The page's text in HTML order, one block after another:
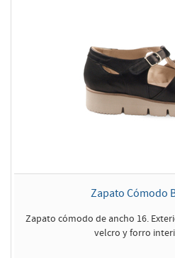
Zapato Cómodo
Zapato cómodo de ancho 16.
velcro y forro